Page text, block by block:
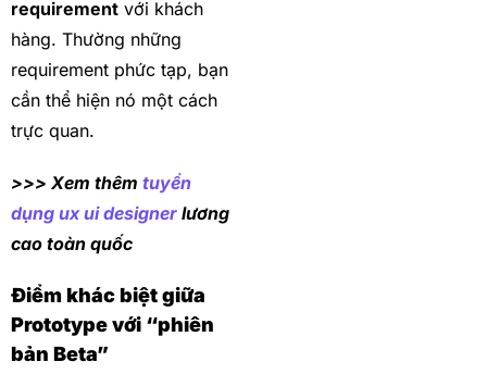
requirement với khách
hàng. Thường những
requirement phức tạp, bạn
cần thể hiện nó một cách
trực quan.
>>> Xem thêm tuyển
dụng ux ui designer lương
cao toàn quốc
Điểm khác biệt giữa
Prototype với “phiên
bản Beta”